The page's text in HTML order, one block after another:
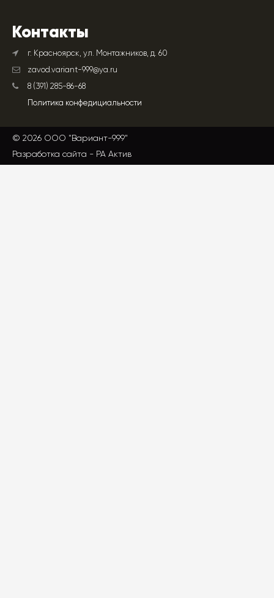
Контакты
г. Красноярск, ул. Монтажников, д. 60
zavod.variant-999@ya.ru
8 (391) 285-86-68
Политика конфедициальности
© 2026 ООО "Вариант-999"
Разработка сайта - РА Актив